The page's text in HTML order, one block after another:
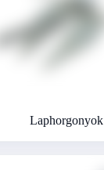
Laphorgonyok